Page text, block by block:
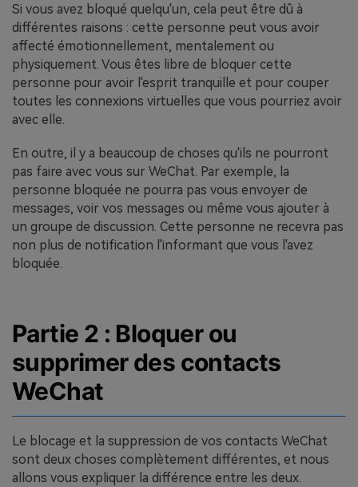
Si vous avez bloqué quelqu'un, cela peut être dû à
différentes raisons : cette personne peut vous avoir
affecté émotionnellement, mentalement ou
physiquement. Vous êtes libre de bloquer cette
personne pour avoir l'esprit tranquille et pour couper
toutes les connexions virtuelles que vous pourriez avoir
avec elle.
En outre, il y a beaucoup de choses qu'ils ne pourront
pas faire avec vous sur WeChat. Par exemple, la
personne bloquée ne pourra pas vous envoyer de
messages, voir vos messages ou même vous ajouter à
un groupe de discussion. Cette personne ne recevra pas
non plus de notification l'informant que vous l'avez
bloquée.
Partie 2 : Bloquer ou
supprimer des contacts
WeChat
Le blocage et la suppression de vos contacts WeChat
sont deux choses complètement différentes, et nous
allons vous expliquer la différence entre les deux.